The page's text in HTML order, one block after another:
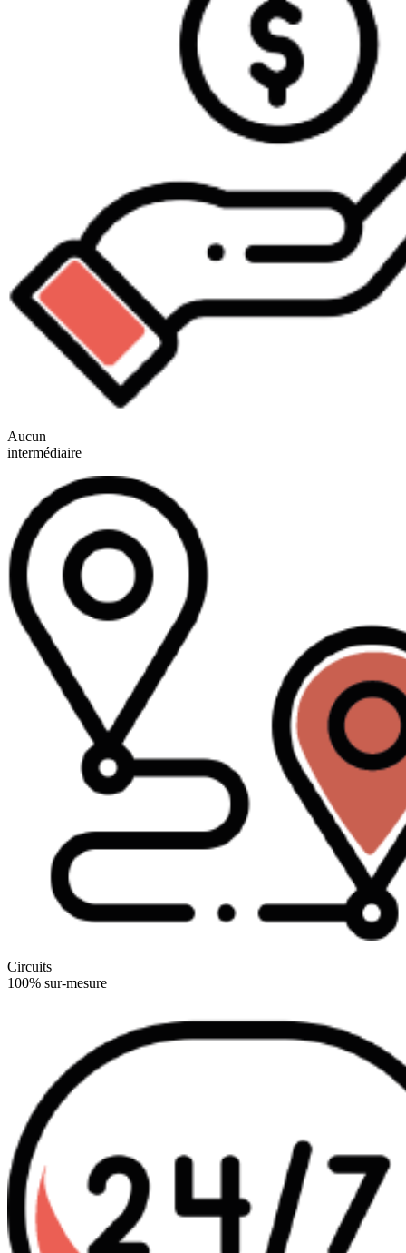
Aucun
intermédiaire
Circuits
100% sur-mesure